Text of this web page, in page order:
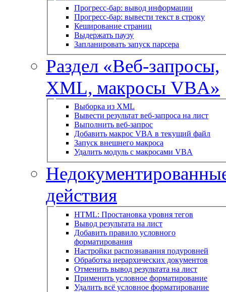
Прогресс-бар: вывод информации
Прогресс-бар: вывести текст в строку
Кеширование страниц
Выдержать паузу
Запланировать запуск парсера
Раздел «Веб-запросы,
XML, макросы VBA»
Выборка из XML
Вывести результат веб-запроса на лист
Выполнить веб-запрос
Добавить макрос VBA в текущий файл
Запуск внешнего макроса
Удалить модуль с макросами VBA
действия
HTML: Простановка уровня тегов
Вывод результата на лист
Добавить правило условного
форматирования
Настройки распознавания подуровней
Обработка иерархических документов
Отменить вывод результата на лист
Применить условное форматирование
Удалить всё условное форматирование